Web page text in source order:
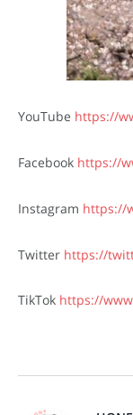
YouTube https://
Facebook https://
Instagram https://
Twitter https://
TikTok https://